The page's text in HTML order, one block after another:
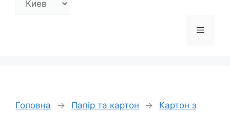
Меню
Головна → Папір та картон →
Картон з